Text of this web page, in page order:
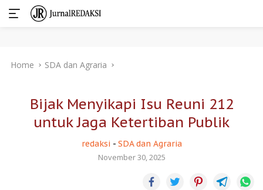
Home SDA dan Agraria
Bijak Menyikapi Isu Reuni 212
untuk Jaga Ketertiban Publik
redaksi - SDA dan Agraria
November 30, 2025